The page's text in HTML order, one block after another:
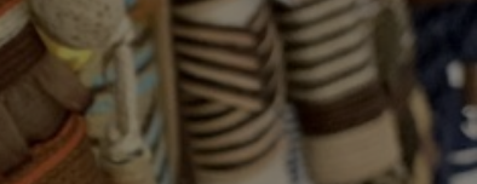
O
O
B
E
A
G